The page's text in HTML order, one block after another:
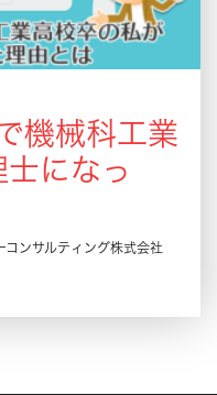
機械科工業
になっ
ンサルティング株式会社